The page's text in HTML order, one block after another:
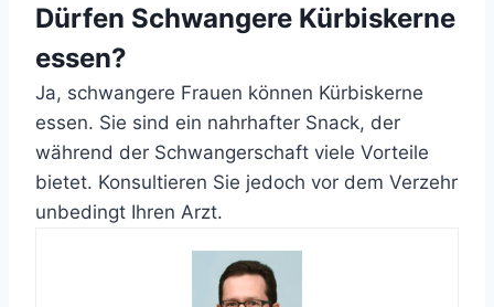
Dürfen Schwangere Kürbiskerne
essen?
Ja, schwangere Frauen können Kürbiskerne
essen. Sie sind ein nahrhafter Snack, der
während der Schwangerschaft viele Vorteile
bietet. Konsultieren Sie jedoch vor dem Verzehr
unbedingt Ihren Arzt.